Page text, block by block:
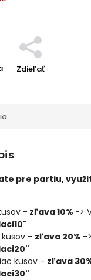
Zdieľať
pre partiu,
- zľava 10% ->
- zľava 20% -
kusov - zľava